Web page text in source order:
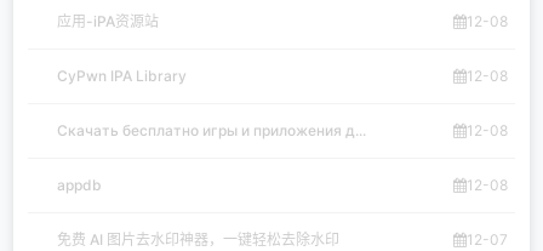
应用-iPA资源站 12-08
CyPwn IPA Library 12-08
Скачать бесплатно игры и приложения д... 12-08
appdb 12-08
免费 AI 图片去水印神器，一键轻松去除水印 12-07